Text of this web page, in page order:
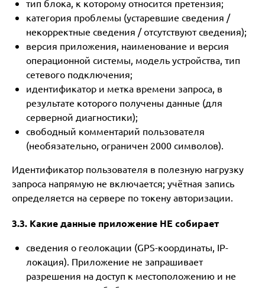
тип блока, к которому относится претензия;
категория проблемы (устаревшие сведения /
некорректные сведения / отсутствуют сведения);
версия приложения, наименование и версия
операционной системы, модель устройства, тип
сетевого подключения;
идентификатор и метка времени запроса, в
результате которого получены данные (для
серверной диагностики);
свободный комментарий пользователя
(необязательно, ограничен 2000 символов).
Идентификатор пользователя в полезную нагрузку
запроса напрямую не включается; учётная запись
определяется на сервере по токену авторизации.
3.3. Какие данные приложение НЕ собирает
сведения о геолокации (GPS-координаты, IP-
локация). Приложение не запрашивает
разрешения на доступ к местоположению и не